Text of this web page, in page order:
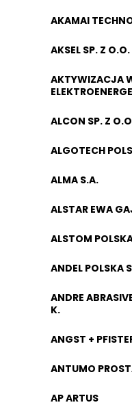
AKAMAI
AKSEL SP. Z O.O.
AKTYWIZACJA
ALCON SP. Z
ALGOTECH
ALMA S.A.
ALSTAR EWA
ALSTOM
ANDEL POLSKA
ANDRE
K.
ANGST +
ANTUMO
AP ARTUS